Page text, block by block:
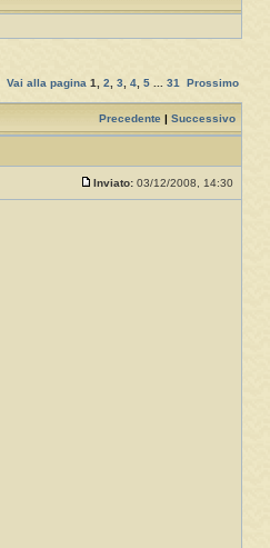
Vai alla pagina 1, 2, 3, 4, 5 ... 31 Prossimo
Precedente Successivo
Inviato: 03/12/2008, 14:30